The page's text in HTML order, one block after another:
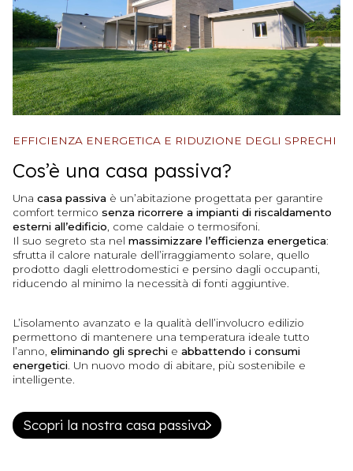
EFFICIENZA ENERGETICA E RIDUZIONE DEGLI SPRECHI
Cos’è una casa passiva?
Una casa passiva è un’abitazione progettata per garantire
comfort termico senza ricorrere a impianti di riscaldamento
esterni all’edificio , come caldaie o termosifoni.
Il suo segreto sta nel massimizzare l’efficienza energetica:
sfrutta il calore naturale dell’irraggiamento solare, quello
prodotto dagli elettrodomestici e persino dagli occupanti,
riducendo al minimo la necessità di fonti aggiuntive.
L’isolamento avanzato e la qualità dell’involucro edilizio
permettono di mantenere una temperatura ideale tutto
l’anno, eliminando gli sprechi e abbattendo i consumi
energetici . Un nuovo modo di abitare, più sostenibile e
intelligente.
Scopri la nostra casa passiva